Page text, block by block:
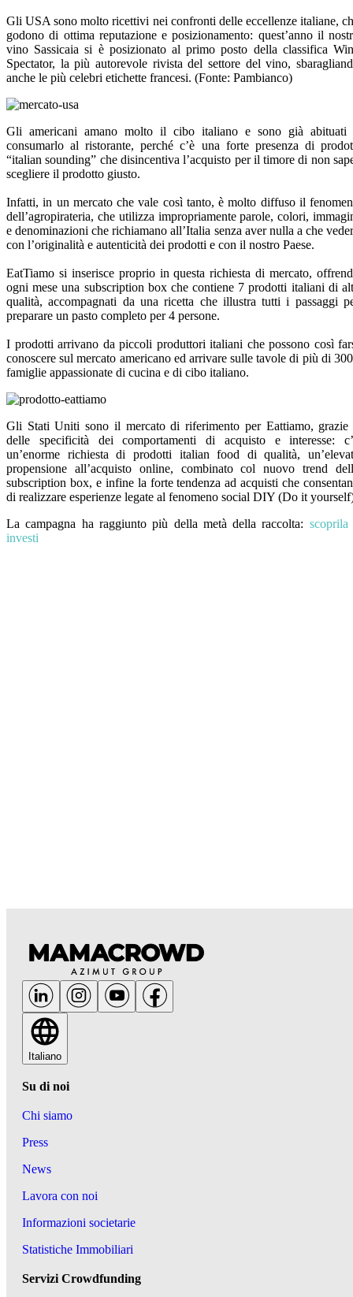
Gli USA sono molto ricettivi nei confronti delle eccellenze italiane,
godono di ottima reputazione e posizionamento: quest’anno il
vino Sassicaia si è posizionato al primo posto della classifica
Spectator, la più autorevole rivista del settore del vino,
anche le più celebri etichette francesi. (Fonte: Pambianco)
Gli americani amano molto il cibo italiano e sono già abituati
consumarlo al ristorante, perché c’è una forte presenza di
“italian sounding” che disincentiva l’acquisto per il timore di non
scegliere il prodotto giusto.
Infatti, in un mercato che vale così tanto, è molto diffuso il
dell’agropirateria, che utilizza impropriamente parole, colori,
e denominazioni che richiamano all’Italia senza aver nulla a che
con l’originalità e autenticità dei prodotti e con il nostro Paese.
EatTiamo si inserisce proprio in questa richiesta di mercato,
ogni mese una subscription box che contiene 7 prodotti italiani di
qualità, accompagnati da una ricetta che illustra tutti i passaggi
preparare un pasto completo per 4 persone.
I prodotti arrivano da piccoli produttori italiani che possono così
conoscere sul mercato americano ed arrivare sulle tavole di più di
famiglie appassionate di cucina e di cibo italiano.
Gli Stati Uniti sono il mercato di riferimento per Eattiamo, grazie
delle specificità dei comportamenti di acquisto e interesse:
un’enorme richiesta di prodotti italian food di qualità,
propensione all’acquisto online, combinato col nuovo trend
subscription box, e infine la forte tendenza ad acquisti che
di realizzare esperienze legate al fenomeno social DIY (Do it
La campagna ha raggiunto più della metà della raccolta: scoprila
investi
Italiano
Su di noi
Chi siamo
Press
News
Lavora con noi
Informazioni societarie
Statistiche Immobiliari
Servizi Crowdfunding